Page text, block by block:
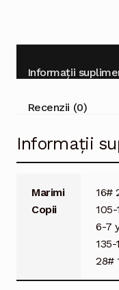
Informații
Recenzii (0)
Informații
Marimi
Copii
16#
6-7
28#